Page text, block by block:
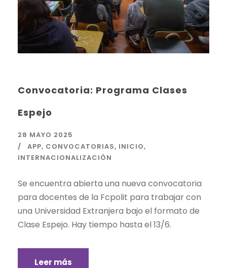
Convocatoria: Programa Clases
Espejo
28 MAYO 2025
APP, CONVOCATORIAS, INICIO,
INTERNACIONALIZACIÓN
Se encuentra abierta una nueva convocatoria
para docentes de la Fcpolit para trabajar con
una Universidad Extranjera bajo el formato de
Clase Espejo. Hay tiempo hasta el 13/6.
Leer más